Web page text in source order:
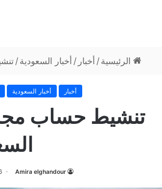
الرئيسية / أخبار / أخبار السعودية /
أخبار أخبار السعودية
تنشيط حساب
Amira elghandour